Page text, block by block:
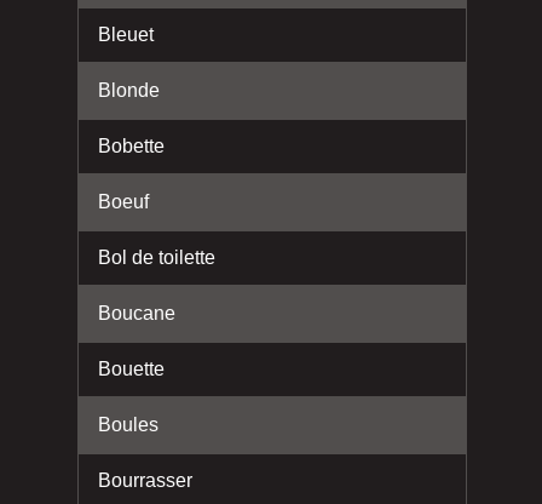
Bleuet
Blonde
Bobette
Boeuf
Bol de toilette
Boucane
Bouette
Boules
Bourrasser